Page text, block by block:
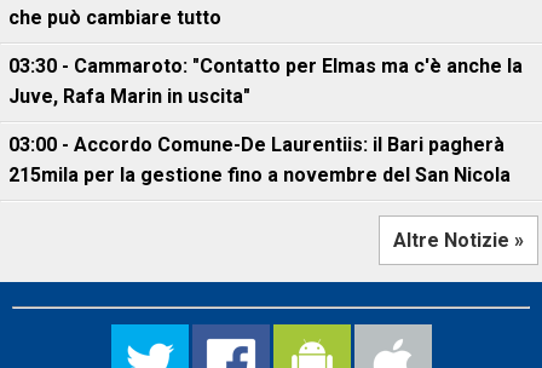
che può cambiare tutto
03:30 - Cammaroto: "Contatto per Elmas ma c'è anche la
Juve, Rafa Marin in uscita"
03:00 - Accordo Comune-De Laurentiis: il Bari pagherà
215mila per la gestione fino a novembre del San Nicola
Altre Notizie »